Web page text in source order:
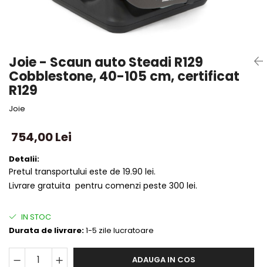
Joie - Scaun auto Steadi R129
Cobblestone, 40-105 cm, certificat
R129
Joie
754,00 Lei
Detalii:
Pretul transportului este de 19.90 lei.
Livrare gratuita pentru comenzi peste 300 lei.
IN STOC
Durata de livrare:1-5 zile lucratoare
ADAUGA IN COS